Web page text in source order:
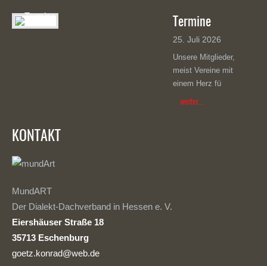
Termine
25. Juli 2026
Unsere Mitglieder,
meist Vereine mit
einem Herz fü
weiter...
KONTAKT
MundART
Der Dialekt-Dachverband in Hessen e. V.
Eiershäuser Straße 18
35713 Eschenburg
goetz.konrad@web.de